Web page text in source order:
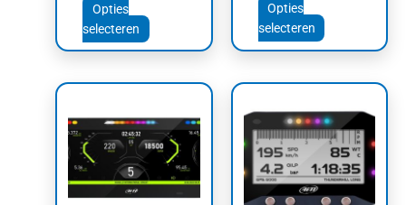
Opties
selecteren
Opties
selecteren
tot
€4.087,38
heeft
meerdere
variaties.